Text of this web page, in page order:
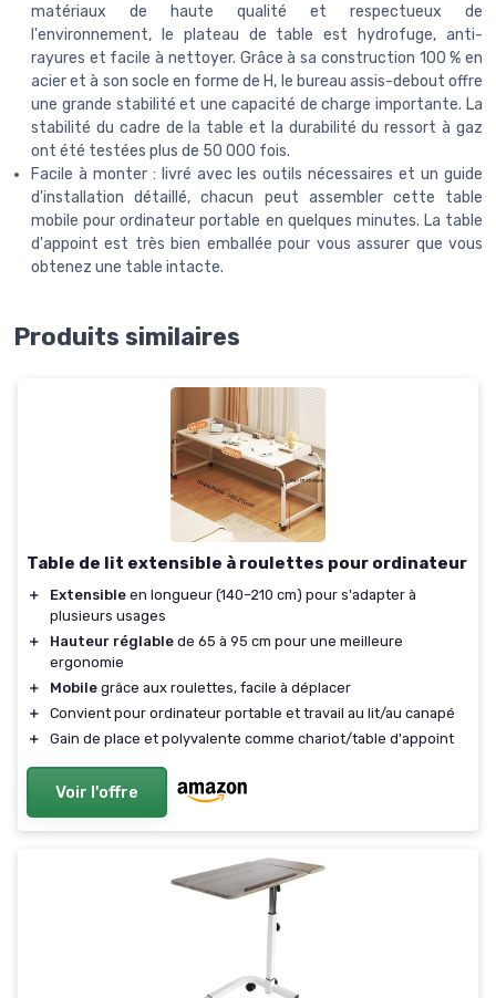
matériaux de haute qualité et respectueux de
l'environnement, le plateau de table est hydrofuge, anti-
rayures et facile à nettoyer. Grâce à sa construction 100 % en
acier et à son socle en forme de H, le bureau assis-debout offre
une grande stabilité et une capacité de charge importante. La
stabilité du cadre de la table et la durabilité du ressort à gaz
ont été testées plus de 50 000 fois.
Facile à monter : livré avec les outils nécessaires et un guide
d'installation détaillé, chacun peut assembler cette table
mobile pour ordinateur portable en quelques minutes. La table
d'appoint est très bien emballée pour vous assurer que vous
obtenez une table intacte.
Produits similaires
Table de lit extensible à roulettes pour ordinateur
＋ Extensible en longueur (140–210 cm) pour s'adapter à
plusieurs usages
＋
Hauteur réglable de 65 à 95 cm pour une meilleure
ergonomie
＋
Mobile grâce aux roulettes, facile à déplacer
＋
Convient pour ordinateur portable et travail au lit/au canapé
＋
Gain de place et polyvalente comme chariot/table d'appoint
Voir l'offre